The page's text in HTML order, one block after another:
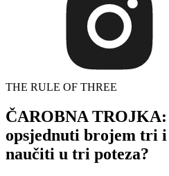
THE RULE OF THREE
ČAROBNA TROJKA:
opsjednuti brojem tri i
naučiti u tri poteza?